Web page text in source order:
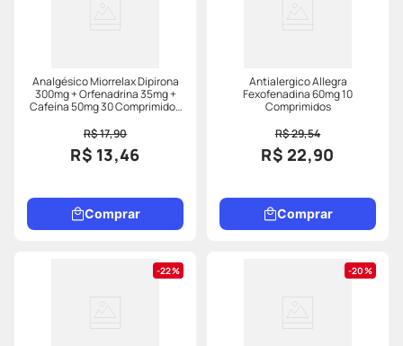
Analgésico Miorrelax Dipirona
300mg + Orfenadrina 35mg +
Cafeína 50mg 30 Comprimidos
R$ 17,90
R$ 13,46
Comprar
Antialergico Allegra
Fexofenadina 60mg 10
Comprimidos
R$ 29,54
R$ 22,90
Comprar
22% 20%